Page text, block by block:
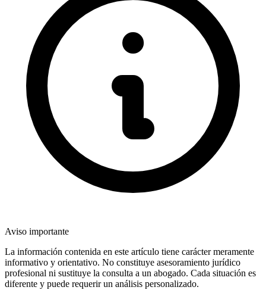
Aviso importante
La información contenida en este artículo tiene carácter meramente
informativo y orientativo. No constituye asesoramiento jurídico
profesional ni sustituye la consulta a un abogado. Cada situación es
diferente y puede requerir un análisis personalizado.